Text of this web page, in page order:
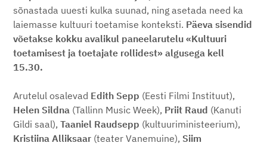
sõnastada uuesti kulka suunad, ning asetada need ka
laiemasse kultuuri toetamise konteksti. Päeva sisendid
võetakse kokku avalikul paneelarutelu «Kultuuri
toetamisest ja toetajate rollidest» algusega kell
15.30.
Arutelul osalevad Edith Sepp (Eesti Filmi Instituut),
Helen Sildna (Tallinn Music Week), Priit Raud (Kanuti
Gildi saal), Taaniel Raudsepp (kultuuriministeerium),
Kristiina Alliksaar (teater Vanemuine), Siim